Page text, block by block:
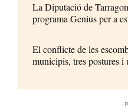
La Diputació de
programa Genius per a
El conflicte de les
municipis, tres postures i
-